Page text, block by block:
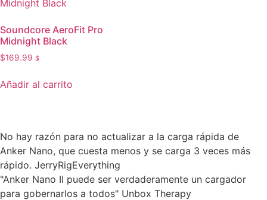
Soundcore AeroFit Pro
Midnight Black
$169.99 $
Añadir al carrito
No hay razón para no actualizar a la carga rápida de
Anker Nano, que cuesta menos y se carga 3 veces más
rápido. JerryRigEverything
"Anker Nano II puede ser verdaderamente un cargador
para gobernarlos a todos" Unbox Therapy